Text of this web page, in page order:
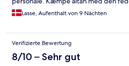
Lasse, Aufenthalt von 9 Nächten
Verifizierte Bewertung
8/10 – Sehr gut